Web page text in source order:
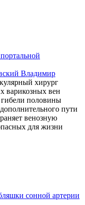
Владимир
хирург
варикозных вен
половины
пути
венозную
для жизни
сонной артерии